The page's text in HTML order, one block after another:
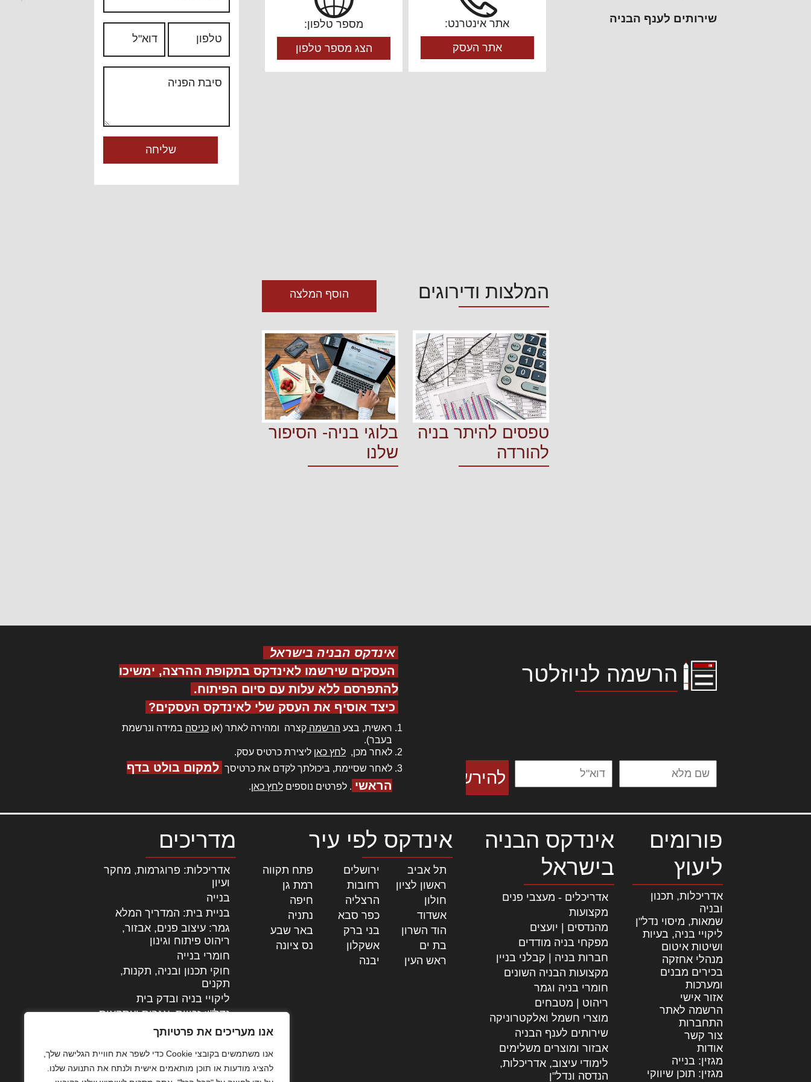
אנו מעריכים את פרטיותך
אנו משתמשים בקובצי Cookie כדי לשפר את חוויית הגלישה שלך,
להציג מודעות או תוכן מותאמים אישית ולנתח את התנועה שלנו.
שירותים לענף הבניה
אתר אינטרנט:
אתר העסק
מספר טלפון:
הצג מספר טלפון
המלצות ודירוגים הוסף המלצה
טפסים להיתר בניה
להורדה
בלוגי בניה- הסיפור
שלנו
טלפון דוא"ל
סיבת הפניה
שליחה
הרשמה לניוזלטר
אינדקס הבניה בישראל
העסקים שירשמו לאינדקס בתקופת ההרצה, ימשיכו
להתפרסם ללא עלות עם סיום הפיתוח.
כיצד אוסיף את העסק שלי לאינדקס העסקים?
ראשית, בצע הרשמה קצרה ומהירה לאתר (או כניסה במידה ונרשמת
בעבר).
לאחר מכן, לחץ כאן ליצירת כרטיס עסק.
לאחר שסיימת, ביכולתך לקדם את כרטיסך למקום בולט בדף
הראשי . לפרטים נוספים לחץ כאן.
פורומים
ליעוץ
אדריכלות, תכנון
ובניה
שמאות, מיסוי נדל"ן
ליקויי בניה, בעיות
ושיטות איטום
מנהלי אחזקה
בכירים מבנים
ומערכות
אזור אישי
הרשמה לאתר
התחברות
צור קשר
אודות
מגזין: בנייה
מגזין: תוכן שיווקי
אינדקס הבניה
בישראל
אדריכלים - מעצבי פנים
מקצועות
מהנדסים | יועצים
מפקחי בניה מודדים
חברות בניה | קבלני בניין
מקצועות הבניה השונים
חומרי בניה וגמר
ריהוט | מטבחים
מוצרי חשמל ואלקטרוניקה
שירותים לענף הבניה
אבזור ומוצרים משלימים
לימודי עיצוב, אדריכלות,
הנדסה ונדל"ן
אינדקס לפי עיר
תל אביב ירושלים פתח תקווה
ראשון לציון
רחובות| רמת גן
חולון
הרצליה חיפה
אשדוד
כפר סבא| נתניה
הוד השרון
בני ברק באר שבע
בת ים
אשקלון נס ציונה
ראש העין
יבנה
מדריכים
אדריכלות: פרוגרמות, מחקר
ועיון
בנייה
בניית בית: המדריך המלא
גמר: עיצוב פנים, אבזור,
ריהוט פיתוח וגינון
חומרי בנייה
חוקי תכנון ובניה, תקנות,
תקנים
ליקויי בניה ובדק בית
נדל"ן: זכויות, אגרות ועסקאות
עיצוב הבית
מתקדמות
צילום אדריכלי